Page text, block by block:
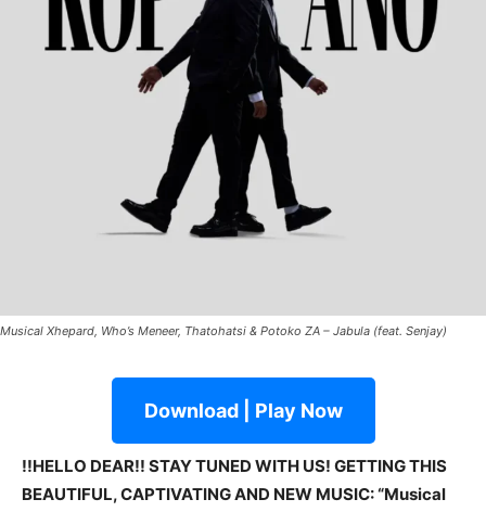
Musical Xhepard, Who’s Meneer, Thatohatsi & Potoko ZA – Jabula (feat. Senjay)
Download | Play Now
!!HELLO DEAR!! STAY TUNED WITH US! GETTING THIS
BEAUTIFUL, CAPTIVATING AND NEW MUSIC: “Musical